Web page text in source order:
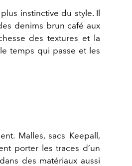
instinctive du style. Il
denims brun café aux
des textures et la
temps qui passe et les
Malles, sacs Keepall,
porter les traces d’un
des matériaux aussi